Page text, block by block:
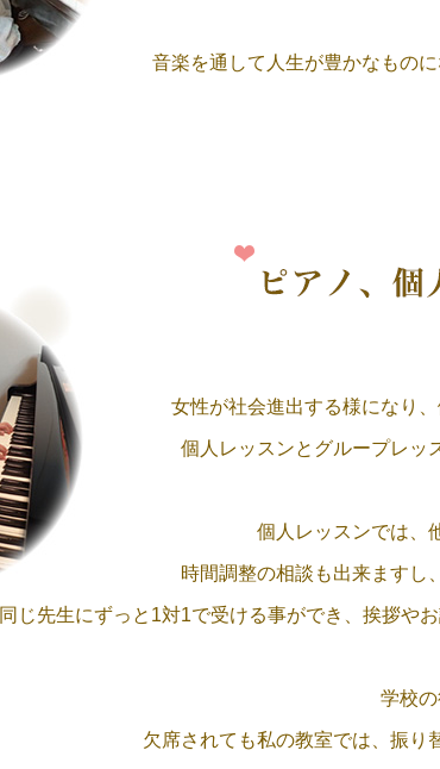
音楽を通して 人生が豊かなものに
女性が社会進出する様になり、
個人レッスンと グループレッ
個人レッスンでは、
時間調整の相談も出来ますし、
同じ先生にずっと 1対1で受ける事ができ、挨拶や
学校
欠席されても私の教室では、 振り